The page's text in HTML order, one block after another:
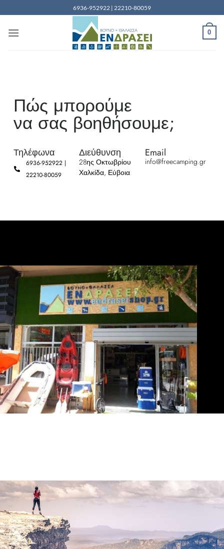
6936-952922 | 22210-80059
0
Πώς μπορούμε
να σας βοηθήσουμε;
Τηλέφωνα
6936-952922 |
22210-80059
Διεύθυνση
28ης Οκτωβρίου
Χαλκίδα, Εύβοια
Email
info@freecamping.gr